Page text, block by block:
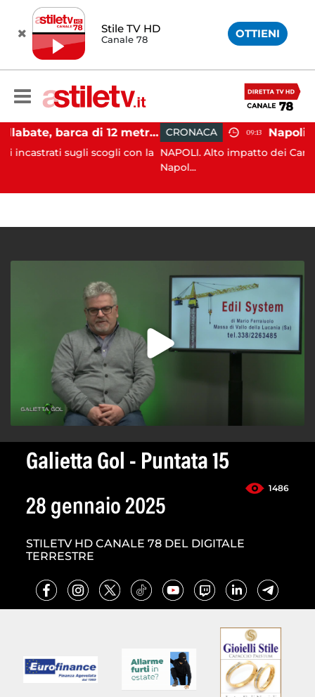
Stile TV HD
Canale 78 OTTIENI
Castellabate, barca di 12 metri resta incastrata sugli scogli: salvate 9 persone
sugli scogli con la
CRONACA 09:13
NAPOLI. Alto impatto dei Carabinieri
Galietta Gol - Puntata 15
1486
28 gennaio 2025
STILETV HD CANALE 78 DEL DIGITALE
TERRESTRE